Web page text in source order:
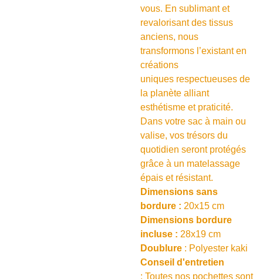
vous. En sublimant et
revalorisant des tissus
anciens, nous
transformons l’existant en
créations
uniques respectueuses de
la planète alliant
esthétisme et praticité.
Dans votre sac à main ou
valise, vos trésors du
quotidien seront protégés
grâce à un matelassage
épais et résistant.
Dimensions sans
bordure : 20x15 cm
Dimensions bordure
incluse : 28x19 cm
Doublure : Polyester kaki
Conseil d'entretien
: Toutes nos pochettes sont